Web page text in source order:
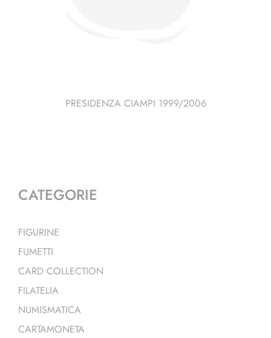
PRESIDENZA CIAMPI 1999/2006
CATEGORIE
FIGURINE
FUMETTI
CARD COLLECTION
FILATELIA
NUMISMATICA
CARTAMONETA